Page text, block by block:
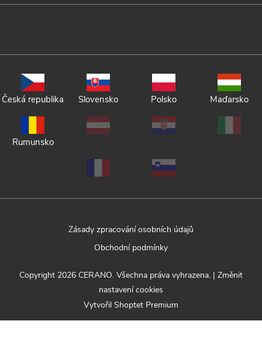
Česká republika Slovensko Polsko Maďarsko
Rumunsko
Zásady zpracování osobních údajů
Obchodní podmínky
Vytvořil Shoptet Premium
Copyright 2026 CERANO. Všechna práva vyhrazena. | Změnit
nastavení cookies